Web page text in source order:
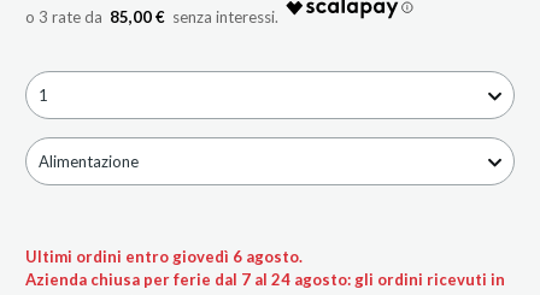
85,00 €
1
Alimentazione
Ultimi ordini entro giovedì 6 agosto.
Azienda chiusa per ferie dal 7 al 24 agosto: gli ordini ricevuti in